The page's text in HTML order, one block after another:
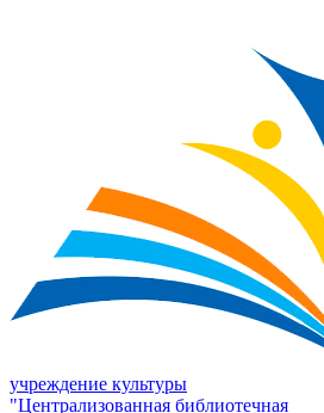
учреждение культуры
"Централизованная библиотечная